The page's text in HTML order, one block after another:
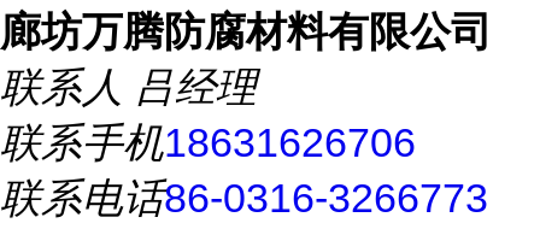
廊坊万腾防腐材料有限公司
联系人 吕经理
联系手机18631626706
联系电话86-0316-3266773